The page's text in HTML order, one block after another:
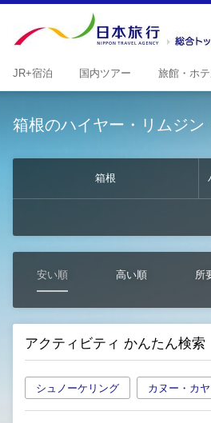
JR+宿泊 国内ツアー 旅館・ ホ
箱根のハイヤー・リムジ
箱根
安い順 高い順 所
アクティビティ かんたん検索
シュノーケリング カヌー・カ